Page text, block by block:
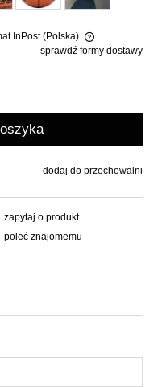
InPost (Polska)
płatności
sprawdź formy dostawy
dodaj do przechowalni
zapytaj o produkt
poleć znajomemu